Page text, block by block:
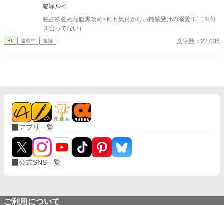
まだ悩み中
猫塚ルイ
独占欲強めな腹黒攻め×何も気付かない鈍感受けの溺愛BL（※付
き合ってない）
BL 連載中 短編 文字数：22,036
アプリ一覧
公式SNS一覧
ご利用について